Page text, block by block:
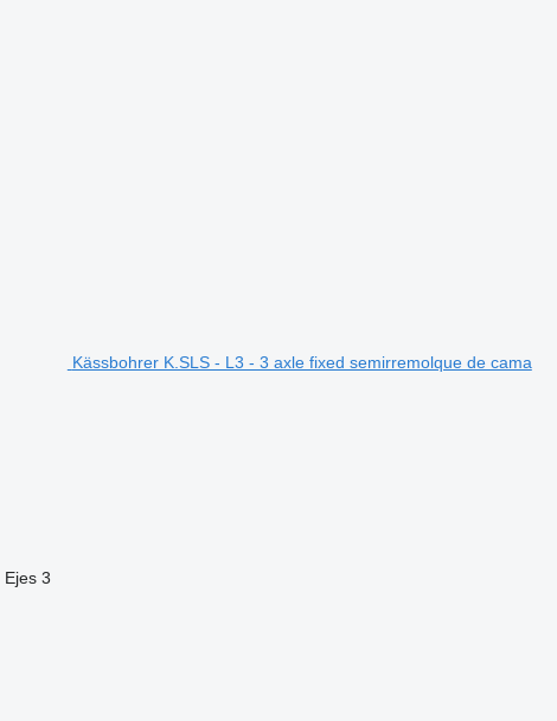
Kässbohrer K.SLS - L3 - 3 axle fixed semirremolque de cama
Ejes 3